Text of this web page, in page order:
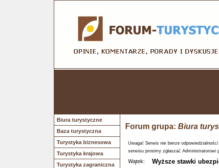
Biura turystyczne
Baza turystyczna
Turystyka biznesowa
Turystyka krajowa
Turystyka zagraniczna
Forum grupa: Biura
Uwaga! Serwis nie bierze
serwisu prosimy zgłaszać Administratorowi
Wątek: Wyższe stawki